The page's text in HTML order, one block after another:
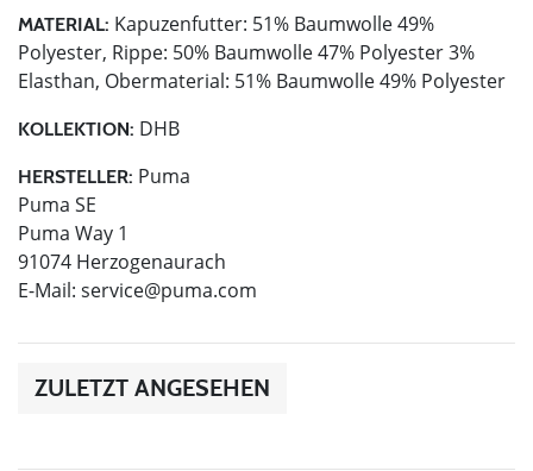
MATERIAL: Kapuzenfutter: 51% Baumwolle 49%
Polyester, Rippe: 50% Baumwolle 47% Polyester 3%
Elasthan, Obermaterial: 51% Baumwolle 49% Polyester
KOLLEKTION: DHB
HERSTELLER: Puma
Puma SE
Puma Way 1
91074 Herzogenaurach
E-Mail: service@puma.com
ZULETZT ANGESEHEN